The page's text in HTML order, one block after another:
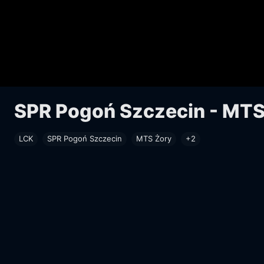
SPR Pogoń Szczecin -
LCK SPR Pogoń Szczecin MTS Żory +2